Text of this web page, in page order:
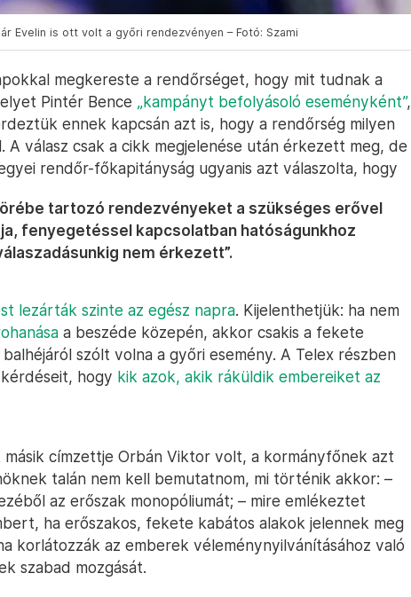
Evelin is ott volt a győri rendezvényen – Fotó: Szami
megkereste a rendőrséget, hogy mit tudnak a
Pintér Bence „kampányt befolyásoló eseményként”,
ennek kapcsán azt is, hogy a rendőrség milyen
A válasz csak a cikk megjelenése után érkezett meg, de
rendőr-főkapitányság ugyanis azt válaszolta, hogy
tartozó rendezvényeket a szükséges erővel
fenyegetéssel kapcsolatban hatóságunkhoz
nem érkezett”.
lezárták szinte az egész napra. Kijelenthetjük: ha nem
a beszéde közepén, akkor csakis a fekete
szólt volna a győri esemény. A Telex részben
hogy kik azok, akik ráküldik embereiket az
címzettje Orbán Viktor volt, a kormányfőnek azt
talán nem kell bemutatnom, mi történik akkor: –
az erőszak monopóliumát; – mire emlékeztet
ha erőszakos, fekete kabátos alakok jelennek meg
korlátozzák az emberek véleménynyilvánításához való
szabad mozgását.